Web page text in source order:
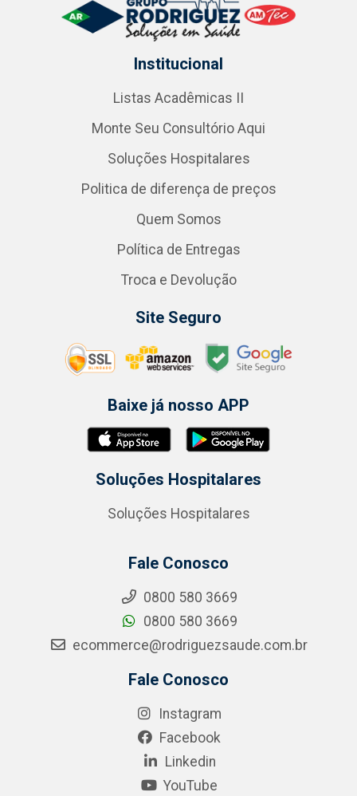
Institucional
Listas Acadêmicas II
Monte Seu Consultório Aqui
Soluções Hospitalares
Politica de diferença de preços
Quem Somos
Política de Entregas
Troca e Devolução
Site Seguro
Baixe já nosso APP
Soluções Hospitalares
Soluções Hospitalares
Fale Conosco
0800 580 3669
0800 580 3669
ecommerce@rodriguezsaude.com.br
Fale Conosco
Instagram
Facebook
Linkedin
YouTube